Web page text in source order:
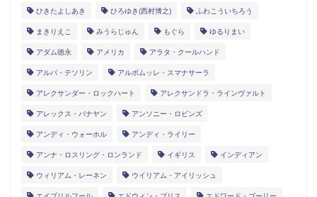
ひきたよしあき ひろゆき(西村博之) ふわこういちろう
まきりえこ みうらじゅん もぐら ゆるりまい
アダム徳永 アメリカ アラタ・クールハンド
アルパ・テソリン アルボムッレ・スマナサーラ
アレクサンダー・ロックハート アレクサンドラ・ラインヴァルト
アレックス・バナヤン アンソニー・ロビンズ
アンディ・ウォーホル アンディ・ライリー
アンナ・ロスリング・ロンランド イギリス インディアン
ウィリアム・レーネン ウイリアム・アイリッシュ